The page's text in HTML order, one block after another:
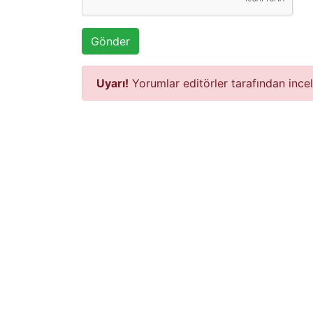
Gönder
Uyarı! Yorumlar editörler tarafından